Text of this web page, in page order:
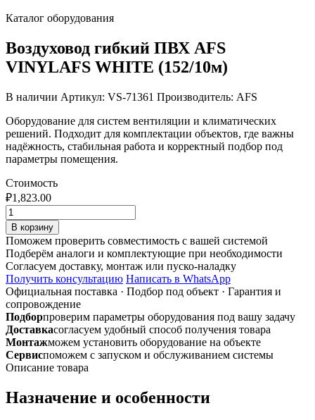
Каталог оборудования
Воздуховод гибкий ПВХ AFS
VINYLAFS WHITE (152/10м)
В наличии Артикул: VS-71361 Производитель: AFS
Оборудование для систем вентиляции и климатических
решений. Подходит для комплектации объектов, где важны
надёжность, стабильная работа и корректный подбор под
параметры помещения.
Стоимость
₽1,823.00
Количество
товара
Воздуховод
гибкий
ПВХ
AFS
VINYLAFS
WHITE
(152/10м)
В корзину
Поможем проверить совместимость с вашей системой
Подберём аналоги и комплектующие при необходимости
Согласуем доставку, монтаж или пуско-наладку
Получить консультацию Написать в WhatsApp
Официальная поставка · Подбор под объект · Гарантия и
сопровождение
Подборпроверим параметры оборудования под вашу задачу
Доставкасогласуем удобный способ получения товара
Монтажможем установить оборудование на объекте
Сервиспоможем с запуском и обслуживанием системы
Описание товара
Назначение и особенности